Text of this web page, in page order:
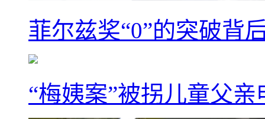
菲尔兹奖“0”的突破背
“梅姨案”被拐儿童父